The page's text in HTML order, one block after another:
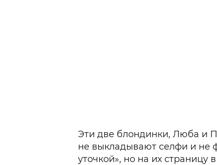
Эти две блондинки, Люба и
не выкладывают селфи и не
уточкой», но на их страницу в